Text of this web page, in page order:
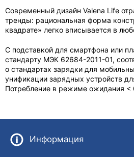
Современный дизайн Valena Life
тренды: рациональная форма
квадрате» легко вписывается в
С подставкой для смартфона или
стандарту МЭК 62684-2011-01,
о стандартах зарядки для
унификации зарядных устройств
Потребление в режиме ожидания <
Информация